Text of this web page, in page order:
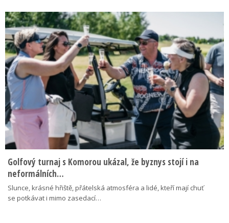
Golfový turnaj s Komorou ukázal, že byznys stojí i na
neformálních…
Slunce, krásné hřiště, přátelská atmosféra a lidé, kteří mají chuť
se potkávat i mimo zasedací…